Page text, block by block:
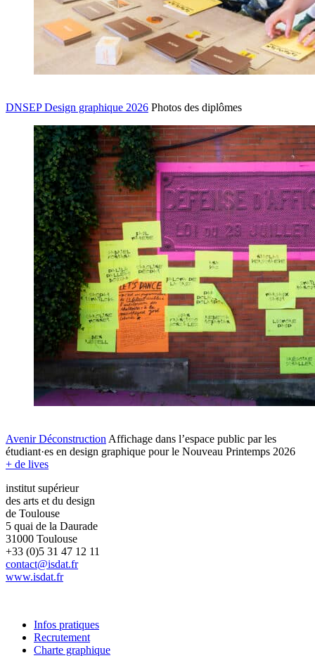
DNSEP Design graphique 2026 Photos des diplômes
Avenir Déconstruction Affichage dans l’espace public par les
étudiant·es en design graphique pour le Nouveau Printemps 2026
+ de lives
institut supérieur
des arts et du design
de Toulouse
5 quai de la Daurade
31000 Toulouse
+33 (0)5 31 47 12 11
contact@isdat.fr
www.isdat.fr
Infos pratiques
Recrutement
Charte graphique